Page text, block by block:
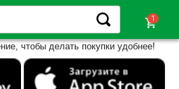
shopping_cart
чтобы делать покупки удобнее!